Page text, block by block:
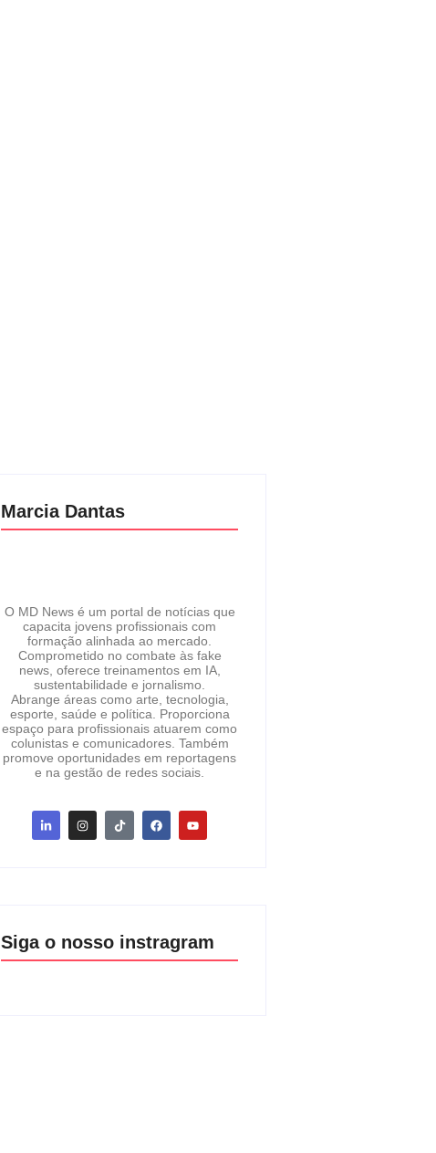
Marcia Dantas
O MD News é um portal de notícias que
capacita jovens profissionais com
formação alinhada ao mercado.
Comprometido no combate às fake
news, oferece treinamentos em IA,
sustentabilidade e jornalismo.
Abrange áreas como arte, tecnologia,
esporte, saúde e política. Proporciona
espaço para profissionais atuarem como
colunistas e comunicadores. Também
promove oportunidades em reportagens
e na gestão de redes sociais.
Siga o nosso instragram